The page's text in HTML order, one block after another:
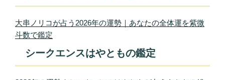
大串ノリコが占う2026年の運勢｜あなたの全体運を紫微
斗数で鑑定
シークエンスはやともの鑑定